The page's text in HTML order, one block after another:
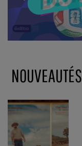
NOUVEAUTÉS